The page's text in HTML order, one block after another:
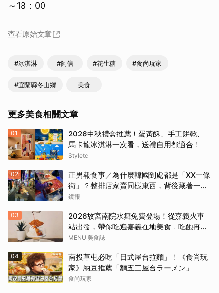
～18：00
查看原始文章
#冰淇淋 #阿信 #花生糖 #食尚玩家
#宜蘭縣冬山鄉 美食
更多美食相關文章
01
2026中秋禮盒推薦！蛋黃酥、手工餅乾、
馬卡龍冰淇淋一次看，送禮自用都適合！
Styletc
02
正男報食事／為什麼韓國到處都是「XX一條
街」？整排店家賣同樣東西，背後藏著一套
生意經
鏡報
03
2026故宮南院水舞免費登場！從嘉義火車
站出發，帶你吃遍嘉義在地美食，吃飽再去
看夜間展演，這周末就這樣安排吧！
MENU 美食誌
04
南投草屯必吃「日式屋台拉麵」！《食尚玩
家》納豆推薦「麵五三屋台ラーメン」
食尚玩家